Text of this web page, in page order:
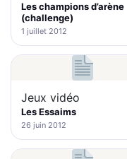
Les champions d’arène
(challenge)
1 juillet 2012
Jeux vidéo
Les Essaims
26 juin 2012